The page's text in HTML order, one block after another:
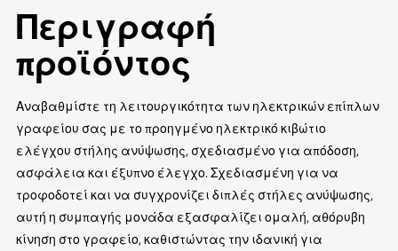
Περιγραφή
προϊόντος
Αναβαθμίστε τη λειτουργικότητα των ηλεκτρικών επίπλων
γραφείου σας με το προηγμένο ηλεκτρικό κιβώτιο
ελέγχου στήλης ανύψωσης, σχεδιασμένο για απόδοση,
ασφάλεια και έξυπνο έλεγχο. Σχεδιασμένη για να
τροφοδοτεί και να συγχρονίζει διπλές στήλες ανύψωσης,
αυτή η συμπαγής μονάδα εξασφαλίζει ομαλή, αθόρυβη
κίνηση στο γραφείο, καθιστώντας την ιδανική για